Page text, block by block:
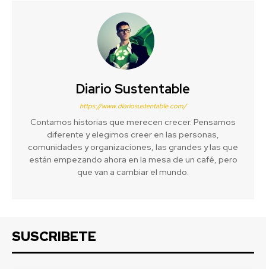
Diario Sustentable
https://www.diariosustentable.com/
Contamos historias que merecen crecer. Pensamos
diferente y elegimos creer en las personas,
comunidades y organizaciones, las grandes y las que
están empezando ahora en la mesa de un café, pero
que van a cambiar el mundo.
SUSCRIBETE